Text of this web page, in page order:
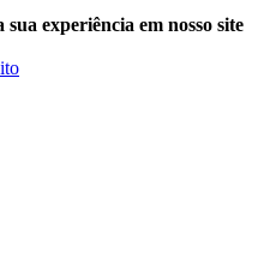
experiência em nosso site